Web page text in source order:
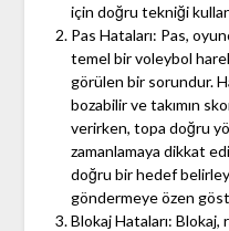
için doğru tekniği
Pas Hataları: Pas,
temel bir voleybol
görülen bir sorundur.
bozabilir ve takımın
verirken, topa doğru
zamanlamaya dikkat
doğru bir hedef
göndermeye özen
Blokaj Hataları: Blokaj,